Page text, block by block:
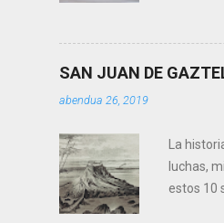
mejores
SAN JUAN DE
abendua 26, 2019
La
luchas,
estos 10